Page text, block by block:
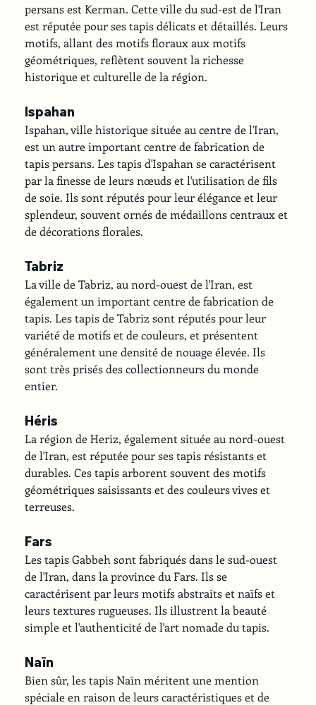
persans est Kerman. Cette ville du sud-est de l'Iran
est réputée pour ses tapis délicats et détaillés. Leurs
motifs, allant des motifs floraux aux motifs
géométriques, reflètent souvent la richesse
historique et culturelle de la région.
Ispahan
Ispahan, ville historique située au centre de l'Iran,
est un autre important centre de fabrication de
tapis persans. Les tapis d'Ispahan se caractérisent
par la finesse de leurs nœuds et l'utilisation de fils
de soie. Ils sont réputés pour leur élégance et leur
splendeur, souvent ornés de médaillons centraux et
de décorations florales.
Tabriz
La ville de Tabriz, au nord-ouest de l'Iran, est
également un important centre de fabrication de
tapis. Les tapis de Tabriz sont réputés pour leur
variété de motifs et de couleurs, et présentent
généralement une densité de nouage élevée. Ils
sont très prisés des collectionneurs du monde
entier.
Héris
La région de Heriz, également située au nord-ouest
de l'Iran, est réputée pour ses tapis résistants et
durables. Ces tapis arborent souvent des motifs
géométriques saisissants et des couleurs vives et
terreuses.
Fars
Les tapis Gabbeh sont fabriqués dans le sud-ouest
de l'Iran, dans la province du Fars. Ils se
caractérisent par leurs motifs abstraits et naïfs et
leurs textures rugueuses. Ils illustrent la beauté
simple et l'authenticité de l'art nomade du tapis.
Naïn
Bien sûr, les tapis Naïn méritent une mention
spéciale en raison de leurs caractéristiques et de